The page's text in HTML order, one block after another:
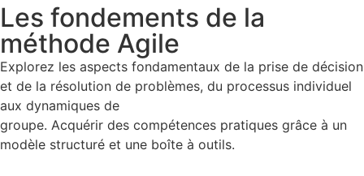
Les fondements de la
méthode Agile
Explorez les aspects fondamentaux de la prise de décision
et de la résolution de problèmes, du processus individuel
aux dynamiques de
groupe. Acquérir des compétences pratiques grâce à un
modèle structuré et une boîte à outils.